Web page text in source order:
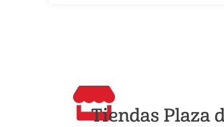
Tiendas Plaza